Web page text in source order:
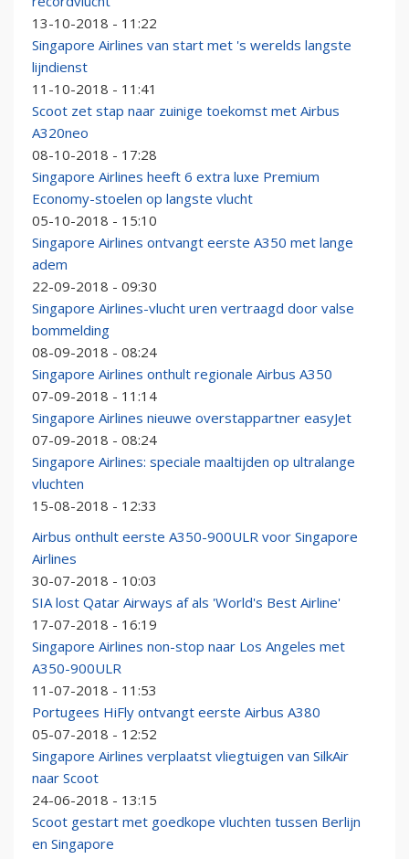
13-10-2018 - 11:22
Singapore Airlines van start met 's werelds langste
lijndienst
11-10-2018 - 11:41
Scoot zet stap naar zuinige toekomst met Airbus
A320neo
08-10-2018 - 17:28
Singapore Airlines heeft 6 extra luxe Premium
Economy-stoelen op langste vlucht
05-10-2018 - 15:10
Singapore Airlines ontvangt eerste A350 met lange
adem
22-09-2018 - 09:30
Singapore Airlines-vlucht uren vertraagd door valse
bommelding
08-09-2018 - 08:24
Singapore Airlines onthult regionale Airbus A350
07-09-2018 - 11:14
Singapore Airlines nieuwe overstappartner easyJet
07-09-2018 - 08:24
Singapore Airlines: speciale maaltijden op ultralange
vluchten
15-08-2018 - 12:33
Airbus onthult eerste A350-900ULR voor Singapore
Airlines
30-07-2018 - 10:03
SIA lost Qatar Airways af als 'World's Best Airline'
17-07-2018 - 16:19
Singapore Airlines non-stop naar Los Angeles met
A350-900ULR
11-07-2018 - 11:53
Portugees HiFly ontvangt eerste Airbus A380
05-07-2018 - 12:52
Singapore Airlines verplaatst vliegtuigen van SilkAir
naar Scoot
24-06-2018 - 13:15
Scoot gestart met goedkope vluchten tussen Berlijn
en Singapore